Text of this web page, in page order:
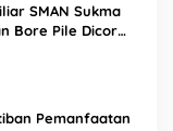
SMAN Sukma
Bore Pile Dicor
Pemanfaatan